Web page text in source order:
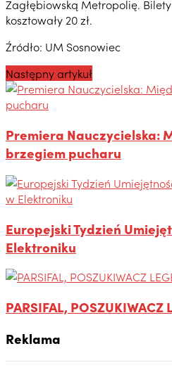
Zagłębiowską Metropolię.
kosztowały 20 zł.
Źródło: UM Sosnowiec
Następny artykuł
Premiera Nauczycielska:
brzegiem pucharu
Europejski Tydzień
Elektroniku
PARSIFAL, POSZUKIWACZ
Reklama